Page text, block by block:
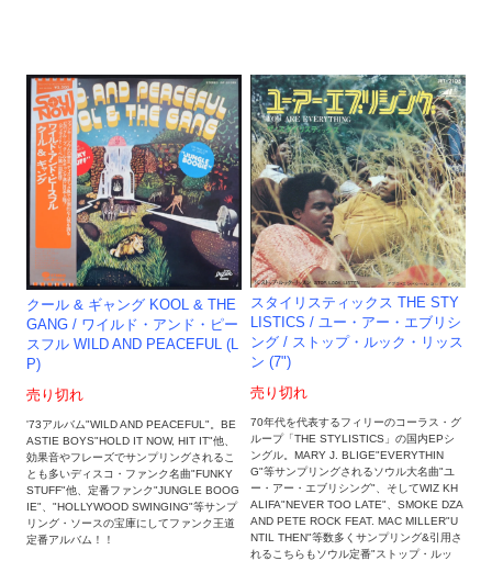
クール & ギャング KOOL & THE
GANG ‎/ ワイルド・アンド・ピー
スフル WILD AND PEACEFUL (L
P)
売り切れ
'73アルバム"WILD AND PEACEFUL"。BE
ASTIE BOYS"HOLD IT NOW, HIT IT"他、
効果音やフレーズでサンプリングされるこ
とも多いディスコ・ファンク名曲"FUNKY
STUFF"他、定番ファンク"JUNGLE BOOG
IE"、"HOLLYWOOD SWINGING"等サンプ
リング・ソースの宝庫にしてファンク王道
定番アルバム！！
スタイリスティックス THE STY
LISTICS / ユー・アー・エブリシ
ング / ストップ・ルック・リッス
ン (7")
売り切れ
70年代を代表するフィリーのコーラス・グ
ループ「THE STYLISTICS」の国内EPシ
ングル。MARY J. BLIGE"EVERYTHIN
G"等サンプリングされるソウル大名曲"ユ
ー・アー・エブリシング"、そしてWIZ KH
ALIFA"NEVER TOO LATE"、SMOKE DZA
AND PETE ROCK FEAT. MAC MILLER"U
NTIL THEN"等数多くサンプリング&引用さ
れるこちらもソウル定番"ストップ・ルッ